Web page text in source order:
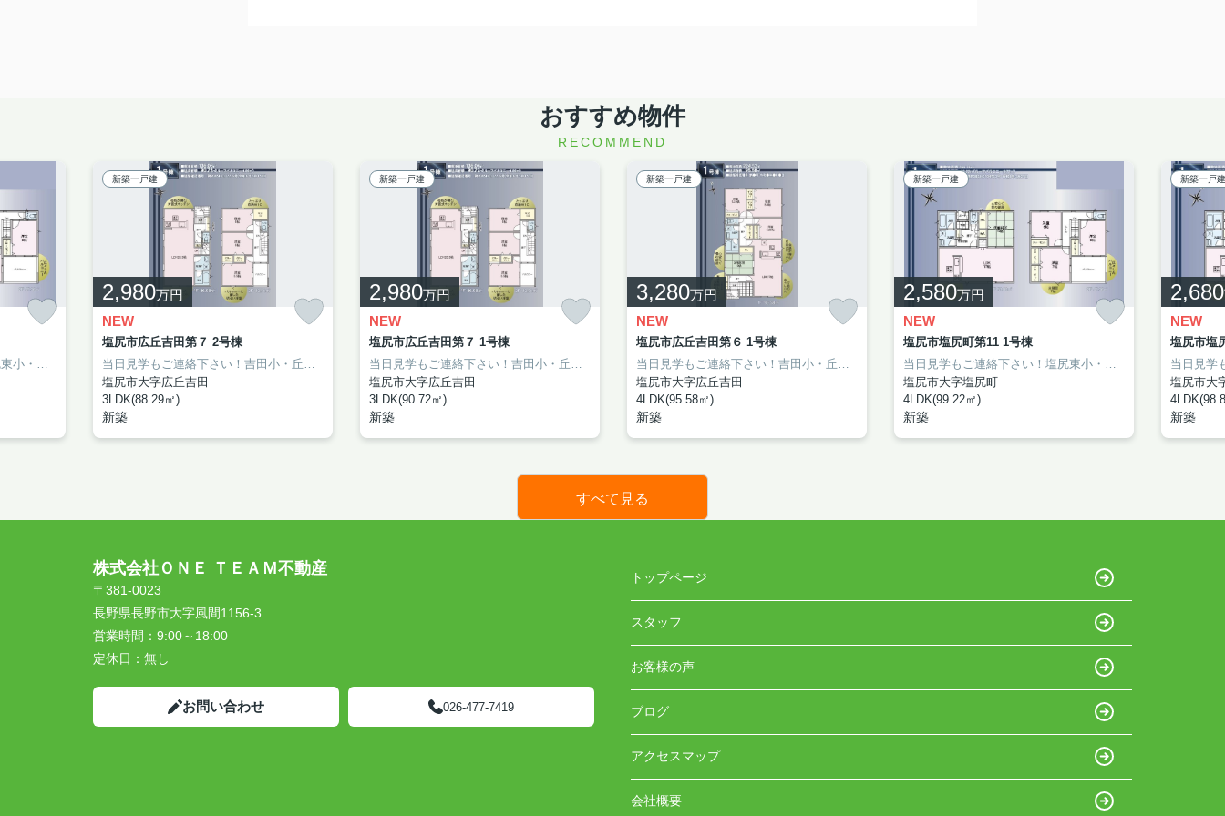
おすすめ物件
RECOMMEND
当日見学もご連絡下さい！塩尻東小・塩尻中エリアの新築分譲！
新築一戸建
2,980万円
NEW
塩尻市広丘吉田第７ 2号棟
当日見学もご連絡下さい！吉田小・丘中エリアの新築分譲！
塩尻市大字広丘吉田
3LDK(88.29㎡)
新築
新築一戸建
2,980万円
NEW
塩尻市広丘吉田第７ 1号棟
当日見学もご連絡下さい！吉田小・丘中エリアの新築分譲！
塩尻市大字広丘吉田
3LDK(90.72㎡)
新築
新築一戸建
3,280万円
NEW
塩尻市広丘吉田第６ 1号棟
当日見学もご連絡下さい！吉田小・丘中エリアの新築分譲！
塩尻市大字広丘吉田
4LDK(95.58㎡)
新築
新築一戸建
2,580万円
NEW
塩尻市塩尻町第11 1号棟
当日見学もご連絡下さい！塩尻東小・塩尻中エリアの新築分譲！
塩尻市大字塩尻町
4LDK(99.22㎡)
新築
新築一戸建
2,680
NEW
塩尻市塩
塩尻市大
新築
すべて見る
株式会社ＯＮＥ ＴＥＡＭ不動産
〒381-0023
長野県長野市大字風間1156-3
営業時間： 9:00～18:00
定休日： 無し
お問い合わせ 026-477-7419
トップページ
スタッフ
お客様の声
ブログ
アクセスマップ
会社概要